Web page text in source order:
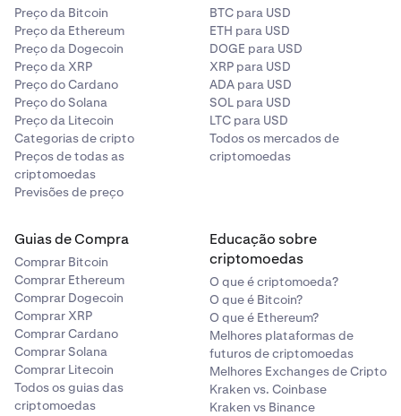
Preço da Bitcoin
Preço da Ethereum
Preço da Dogecoin
Preço da XRP
Preço do Cardano
Preço do Solana
Preço da Litecoin
Categorias de cripto
Preços de todas as
criptomoedas
Previsões de preço
BTC para USD
ETH para USD
DOGE para USD
XRP para USD
ADA para USD
SOL para USD
LTC para USD
Todos os mercados de
criptomoedas
Guias de Compra
Comprar Bitcoin
Comprar Ethereum
Comprar Dogecoin
Comprar XRP
Comprar Cardano
Comprar Solana
Comprar Litecoin
Todos os guias das
criptomoedas
Educação sobre
criptomoedas
O que é criptomoeda?
O que é Bitcoin?
O que é Ethereum?
Melhores plataformas de
futuros de criptomoedas
Melhores Exchanges de Cripto
Kraken vs. Coinbase
Kraken vs Binance